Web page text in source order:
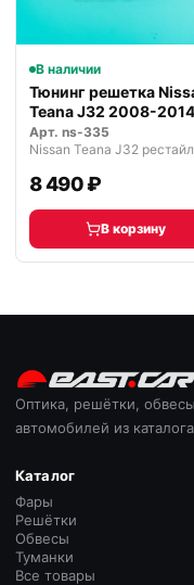
В наличии
Тюнинг решетка
Teana J32 2008-2014
черн…
Арт. ns-335
8 490 ₽
В корзину
Оптика, решётки,
автомобилей из
Каталог
Фары
Решётки
Обвесы
Туманки
Все товары